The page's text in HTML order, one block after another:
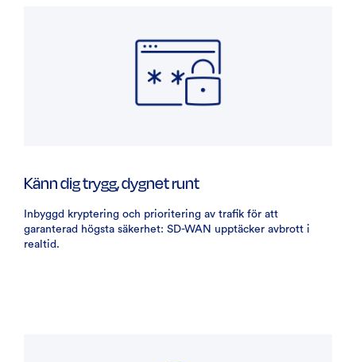
Känn dig trygg, dygnet runt
Inbyggd kryptering och prioritering av trafik för att
garanterad högsta säkerhet: SD-WAN upptäcker avbrott i
realtid.